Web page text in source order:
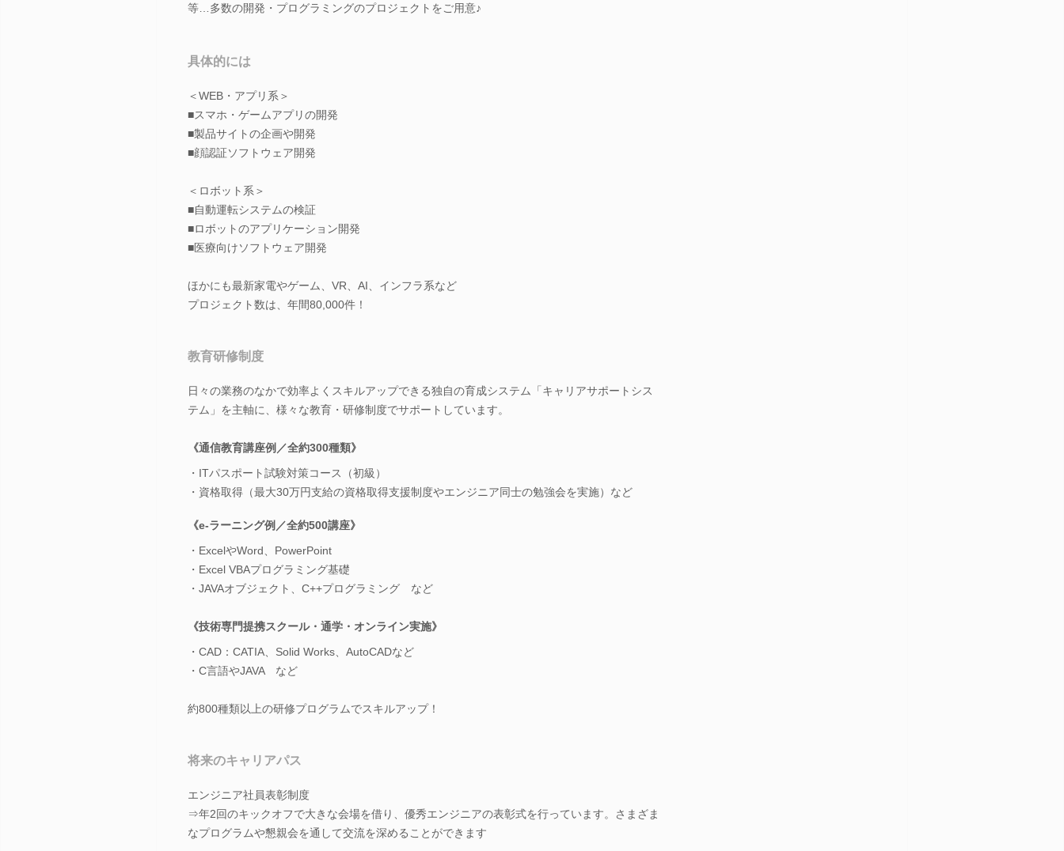
等…多数の開発・プログラミングのプロジェクトをご用意♪
具体的には
＜WEB・アプリ系＞
■スマホ・ゲームアプリの開発
■製品サイトの企画や開発
■顔認証ソフトウェア開発
＜ロボット系＞
■自動運転システムの検証
■ロボットのアプリケーション開発
■医療向けソフトウェア開発
ほかにも最新家電やゲーム、VR、AI、インフラ系など
プロジェクト数は、年間80,000件！
教育研修制度
日々の業務のなかで効率よくスキルアップできる独自の育成システム「キャリアサポートシス
テム」を主軸に、様々な教育・研修制度でサポートしています。
《通信教育講座例／全約300種類》
・ITパスポート試験対策コース（初級）
・資格取得（最大30万円支給の資格取得支援制度やエンジニア同士の勉強会を実施）など
《e-ラーニング例／全約500講座》
・ExcelやWord、PowerPoint
・Excel VBAプログラミング基礎
・JAVAオブジェクト、C++プログラミング など
《技術専門提携スクール・通学・オンライン実施》
・CAD：CATIA、Solid Works、AutoCADなど
・C言語やJAVA など
約800種類以上の研修プログラムでスキルアップ！
将来のキャリアパス
エンジニア社員表彰制度
⇒年2回のキックオフで大きな会場を借り、優秀エンジニアの表彰式を行っています。さまざま
なプログラムや懇親会を通して交流を深めることができます